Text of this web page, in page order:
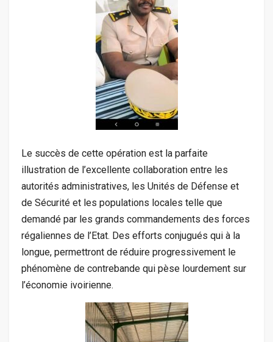
Le succès de cette opération est la parfaite
illustration de l’excellente collaboration entre les
autorités administratives, les Unités de Défense et
de Sécurité et les populations locales telle que
demandé par les grands commandements des forces
régaliennes de l’Etat. Des efforts conjugués qui à la
longue, permettront de réduire progressivement le
phénomène de contrebande qui pèse lourdement sur
l’économie ivoirienne.